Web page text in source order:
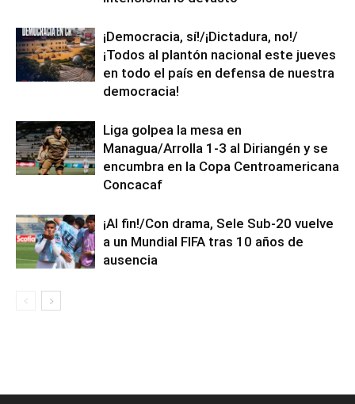
¡Democracia, sí!/¡Dictadura, no!/
¡Todos al plantón nacional este jueves
en todo el país en defensa de nuestra
democracia!
Liga golpea la mesa en
Managua/Arrolla 1-3 al Diriangén y se
encumbra en la Copa Centroamericana
Concacaf
¡Al fin!/Con drama, Sele Sub-20 vuelve
a un Mundial FIFA tras 10 años de
ausencia